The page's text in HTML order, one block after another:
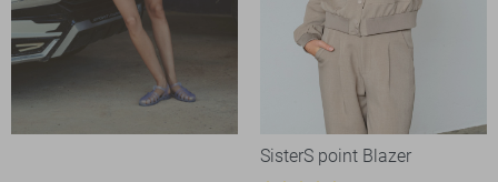
SisterS point Blazer